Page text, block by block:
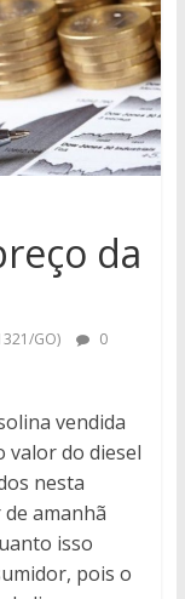
da
GO)
0
vendida
valor do diesel
nesta
amanhã
isso
pois o